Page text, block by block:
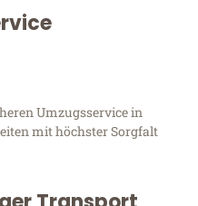
Umzugsservice in
mit höchster Sorgfalt